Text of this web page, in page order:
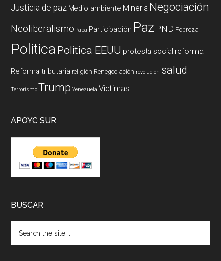
Justicia de paz Medio ambiente Mineria Negociación
Neoliberalismo Papa Participación Paz PND Pobreza
PoliticaPolitica EEUU protesta social reforma
Reforma tributaria religión Renegociación revolucion salud
Terrorismo Trump Venezuela Victimas
APOYO SUR
BUSCAR